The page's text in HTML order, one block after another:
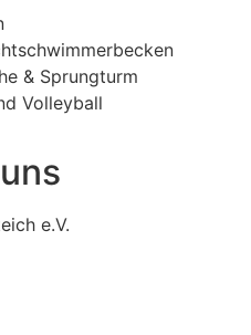
& Sprungturm
Volleyball
e.V.